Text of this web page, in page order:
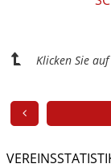
Klicken Sie